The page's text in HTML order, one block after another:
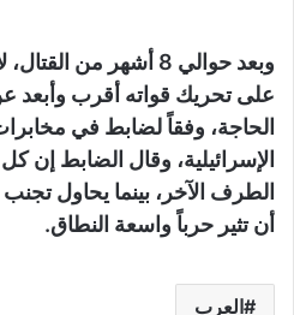
وبعد حوالي 8 أشهر من
على تحريك قواته أقرب
الحاجة، وفقاً لضابط في
الإسرائيلية، وقال الضابط
الطرف الآخر، بينما يحاول
أن تثير حرباً واسعة النطاق.
العرب